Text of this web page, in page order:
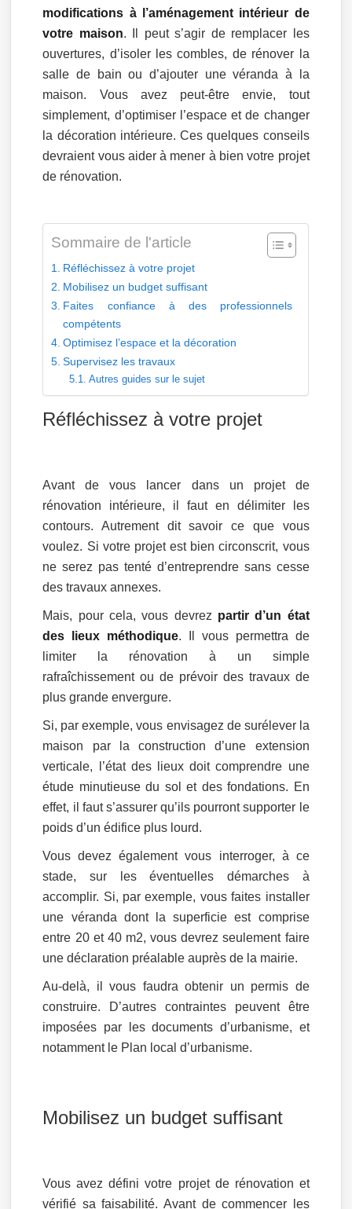
modifications à l’aménagement intérieur de
votre maison. Il peut s’agir de remplacer les
ouvertures, d’isoler les combles, de rénover la
salle de bain ou d’ajouter une véranda à la
maison. Vous avez peut-être envie, tout
simplement, d’optimiser l’espace et de changer
la décoration intérieure. Ces quelques conseils
devraient vous aider à mener à bien votre projet
de rénovation.
Sommaire de l'article
Réfléchissez à votre projet
Mobilisez un budget suffisant
Faites confiance à des professionnels
compétents
Optimisez l’espace et la décoration
Supervisez les travaux
Autres guides sur le sujet
Réfléchissez à votre projet
Avant de vous lancer dans un projet de
rénovation intérieure, il faut en délimiter les
contours. Autrement dit savoir ce que vous
voulez. Si votre projet est bien circonscrit, vous
ne serez pas tenté d’entreprendre sans cesse
des travaux annexes.
Mais, pour cela, vous devrez partir d’un état
des lieux méthodique. Il vous permettra de
limiter la rénovation à un simple
rafraîchissement ou de prévoir des travaux de
plus grande envergure.
Si, par exemple, vous envisagez de surélever la
maison par la construction d’une extension
verticale, l’état des lieux doit comprendre une
étude minutieuse du sol et des fondations. En
effet, il faut s’assurer qu’ils pourront supporter le
poids d’un édifice plus lourd.
Vous devez également vous interroger, à ce
stade, sur les éventuelles démarches à
accomplir. Si, par exemple, vous faites installer
une véranda dont la superficie est comprise
entre 20 et 40 m2, vous devrez seulement faire
une déclaration préalable auprès de la mairie.
Au-delà, il vous faudra obtenir un permis de
construire. D’autres contraintes peuvent être
imposées par les documents d’urbanisme, et
notamment le Plan local d’urbanisme.
Mobilisez un budget suffisant
Vous avez défini votre projet de rénovation et
vérifié sa faisabilité. Avant de commencer les